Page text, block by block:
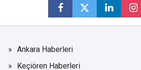
Ankara Haberleri
Keçiören Haberleri